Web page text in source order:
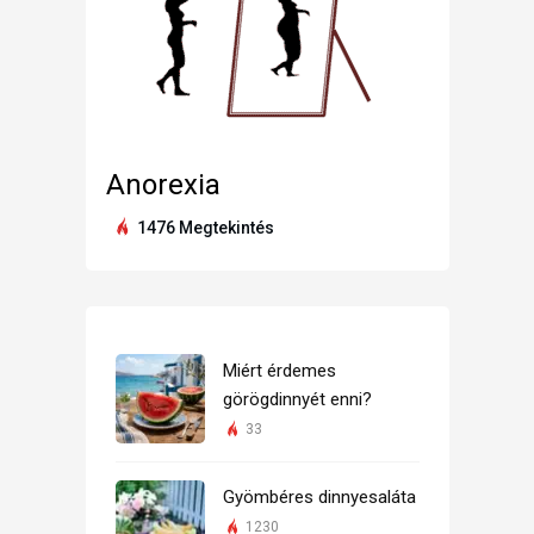
Anorexia
1476 Megtekintés
Miért érdemes
görögdinnyét enni?
33
Gyömbéres dinnyesaláta
1230